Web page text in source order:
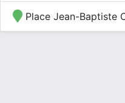
Place Jean-Baptiste